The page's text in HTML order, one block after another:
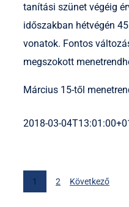
tanítási szünet végéig
időszakban hétvégén
vonatok. Fontos
megszokott
Március 15-től
2018-03-
1 2 Következő